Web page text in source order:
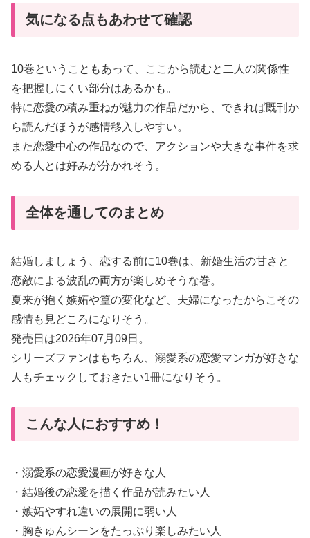
気になる点もあわせて確認
10巻ということもあって、ここから読むと二人の関係性
を把握しにくい部分はあるかも。
特に恋愛の積み重ねが魅力の作品だから、できれば既刊か
ら読んだほうが感情移入しやすい。
また恋愛中心の作品なので、アクションや大きな事件を求
める人とは好みが分かれそう。
全体を通してのまとめ
結婚しましょう、恋する前に10巻は、新婚生活の甘さと
恋敵による波乱の両方が楽しめそうな巻。
夏来が抱く嫉妬や篁の変化など、夫婦になったからこその
感情も見どころになりそう。
発売日は2026年07月09日。
シリーズファンはもちろん、溺愛系の恋愛マンガが好きな
人もチェックしておきたい1冊になりそう。
こんな人におすすめ！
・溺愛系の恋愛漫画が好きな人
・結婚後の恋愛を描く作品が読みたい人
・嫉妬やすれ違いの展開に弱い人
・胸きゅんシーンをたっぷり楽しみたい人